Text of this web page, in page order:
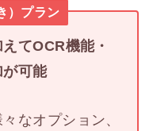
）プラン
てOCR機能・
が可能
なオプション、